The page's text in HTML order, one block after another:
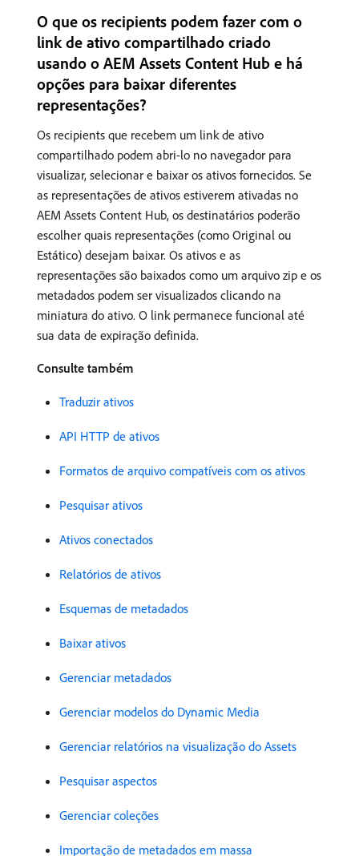
O que os recipients podem fazer com o
link de ativo compartilhado criado
usando o AEM Assets Content Hub e há
opções para baixar diferentes
representações?
Os recipients que recebem um link de ativo
compartilhado podem abri-lo no navegador para
visualizar, selecionar e baixar os ativos fornecidos. Se
as representações de ativos estiverem ativadas no
AEM Assets Content Hub, os destinatários poderão
escolher quais representações (como Original ou
Estático) desejam baixar. Os ativos e as
representações são baixados como um arquivo zip e os
metadados podem ser visualizados clicando na
miniatura do ativo. O link permanece funcional até
sua data de expiração definida.
Consulte também
Traduzir ativos
API HTTP de ativos
Formatos de arquivo compatíveis com os ativos
Pesquisar ativos
Ativos conectados
Relatórios de ativos
Esquemas de metadados
Baixar ativos
Gerenciar metadados
Gerenciar modelos do Dynamic Media
Gerenciar relatórios na visualização do Assets
Pesquisar aspectos
Gerenciar coleções
Importação de metadados em massa